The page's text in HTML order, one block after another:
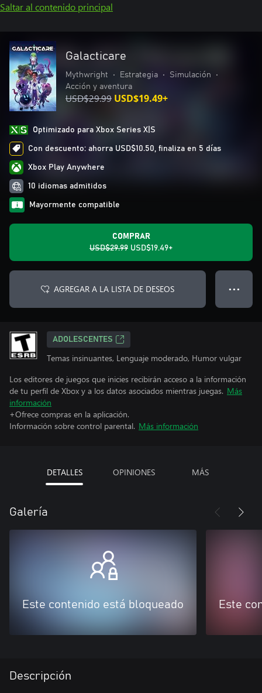
Saltar al contenido principal
Galacticare
Mythwright • Estrategia • Simulación
•
Acción y aventura
USD$29.99 USD$19.49+
Optimizado para Xbox Series X|S
Con descuento: ahorra USD$10.50, finaliza en 5 días
Xbox Play Anywhere
10 idiomas admitidos
Mayormente compatible
COMPRAR
USD$29.99 USD$19.49+
AGREGAR A LA LISTA DE DESEOS ● ● ●
ADOLESCENTES
Temas insinuantes, Lenguaje moderado, Humor vulgar
Los editores de juegos que inicies recibirán acceso a la información
de tu perfil de Xbox y a los datos asociados mientras juegas. Más
información
+Ofrece compras en la aplicación.
Información sobre control parental. Más información
DETALLES OPINIONES MÁS
Galería
Este contenido está bloqueado Este
Descripción